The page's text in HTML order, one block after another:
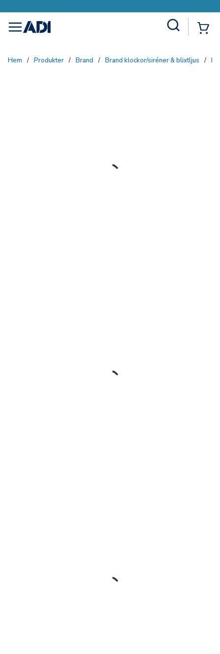
menu
Hem / Produkter / Brand / Brand klockor/siréner & blixtljus /